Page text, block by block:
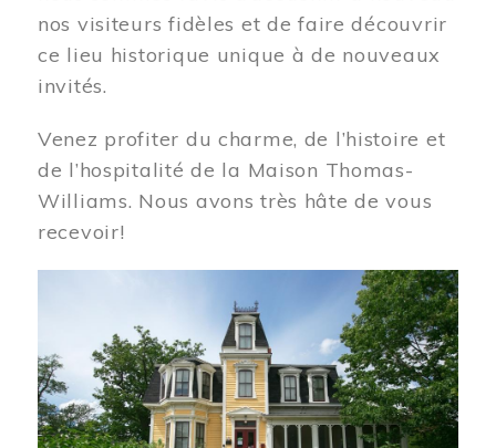
nos visiteurs fidèles et de faire découvrir
ce lieu historique unique à de nouveaux
invités.
Venez profiter du charme, de l’histoire et
de l’hospitalité de la Maison Thomas-
Williams. Nous avons très hâte de vous
recevoir!